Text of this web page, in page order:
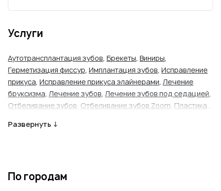
Услуги
Аутотрансплантация зубов, Брекеты, Виниры,
Герметизация фиссур, Имплантация зубов, Исправление
прикуса, Исправление прикуса элайнерами, Лечение
бруксизма, Лечение зубов, Лечение зубов под седацией,
Отбеливание зубов, Отбеливание зубов Zoom, Пластика
Профессиональная гигиена полости рта
Развернуть ↓
По городам